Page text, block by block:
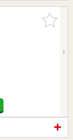
お気に入
りに追加